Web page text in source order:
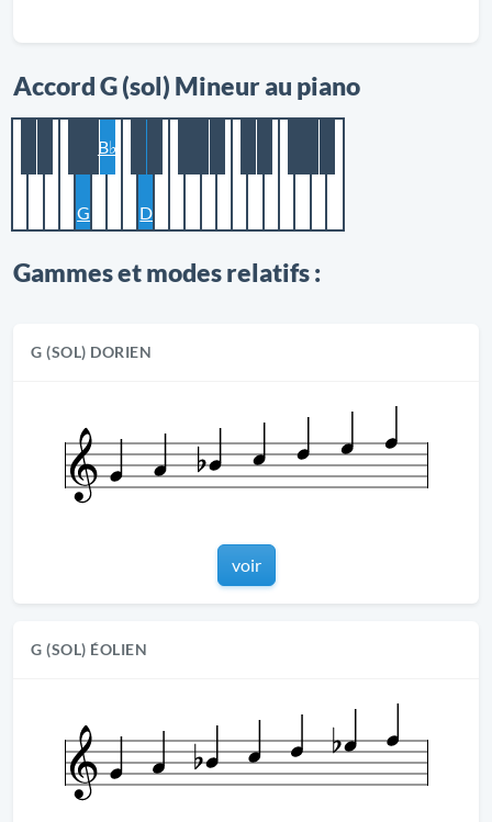
Accord G (sol) Mineur au piano
G
B♭
D
Gammes et modes relatifs :
G (SOL) DORIEN
voir
G (SOL) ÉOLIEN